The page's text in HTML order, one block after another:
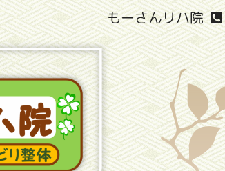
もーさんリハ院